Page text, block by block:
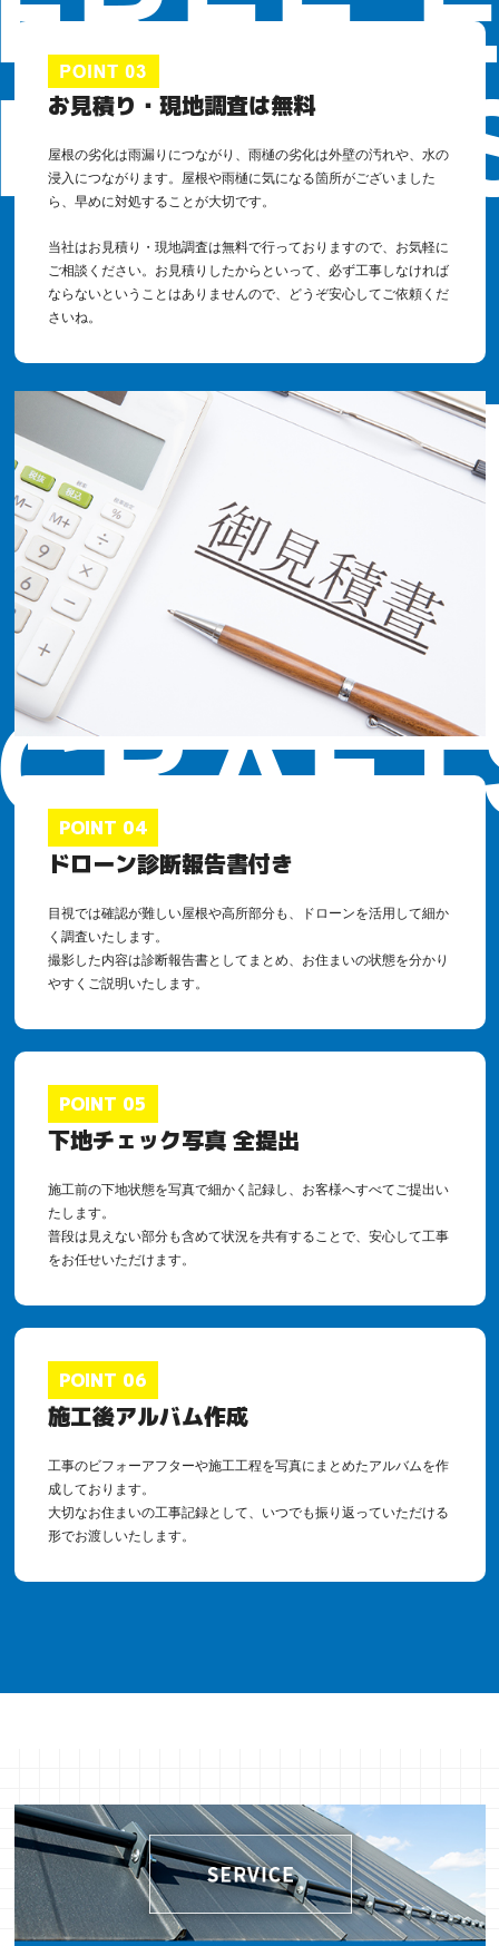
お見積り・現地調査は無料
屋根の劣化は雨漏りにつながり、雨樋の劣化は外壁の汚れや、水の
浸入につながります。屋根や雨樋に気になる箇所がございました
ら、早めに対処することが大切です。
当社はお見積り・現地調査は無料で行っておりますので、お気軽に
ご相談ください。お見積りしたからといって、必ず工事しなければ
ならないということはありませんので、どうぞ安心してご依頼くだ
さいね。
POINT 04
ドローン診断報告書付き
目視では確認が難しい屋根や高所部分も、ドローンを活用して細か
く調査いたします。
撮影した内容は診断報告書としてまとめ、お住まいの状態を分かり
やすくご説明いたします。
POINT 05
下地チェック写真 全提出
施工前の下地状態を写真で細かく記録し、お客様へすべてご提出い
たします。
普段は見えない部分も含めて状況を共有することで、安心して工事
をお任せいただけます。
POINT 06
施工後アルバム作成
工事のビフォーアフターや施工工程を写真にまとめたアルバムを作
成しております。
大切なお住まいの工事記録として、いつでも振り返っていただける
形でお渡しいたします。